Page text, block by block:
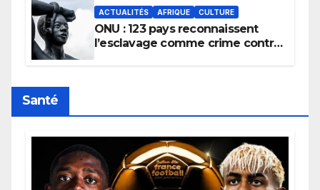
ACTUALITÉS AFRIQUE CULTURE
ONU : 123 pays reconnaissent
l’esclavage comme crime contre
Santé